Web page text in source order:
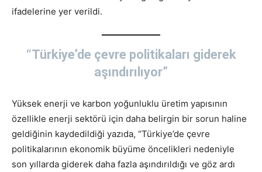
ifadelerine yer verildi.
“Türkiye’de çevre politikaları giderek
aşındırılıyor”
Yüksek enerji ve karbon yoğunluklu üretim yapısının
özellikle enerji sektörü için daha belirgin bir sorun haline
geldiğinin kaydedildiği yazıda, “Türkiye’de çevre
politikalarının ekonomik büyüme öncelikleri nedeniyle
son yıllarda giderek daha fazla aşındırıldığı ve göz ardı